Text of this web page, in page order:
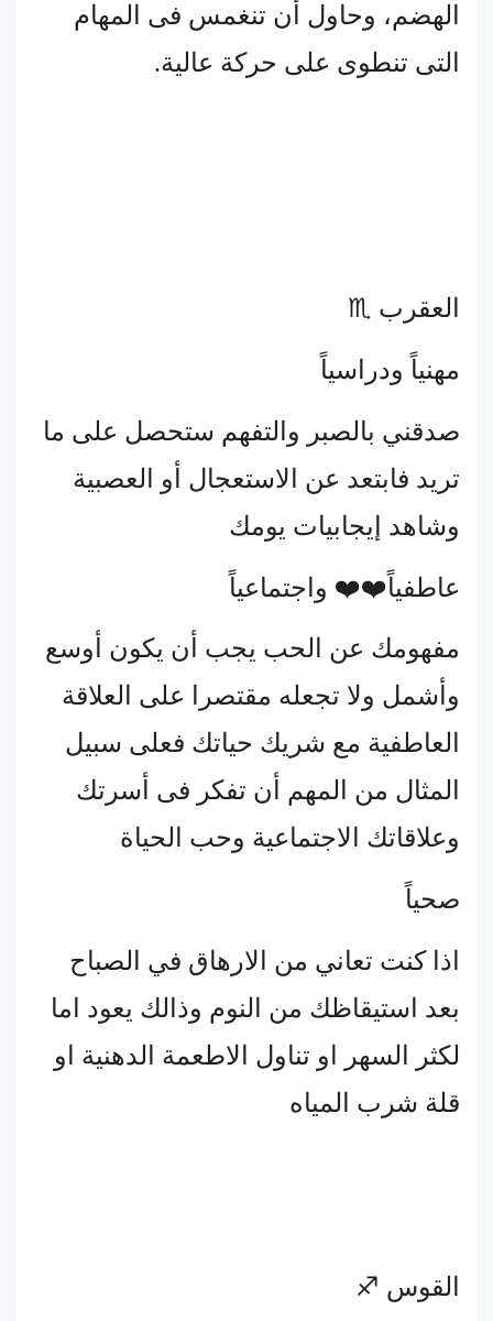
الهضم، وحاول أن تنغمس فى المهام
التى تنطوى على حركة عالية.
العقرب ♏
مهنياً ودراسياً
صدقني بالصبر والتفهم ستحصل على ما
تريد فابتعد عن الاستعجال أو العصبية
وشاهد إيجابيات يومك
عاطفياً❤️❤️ واجتماعياً
مفهومك عن الحب يجب أن يكون أوسع
وأشمل ولا تجعله مقتصرا على العلاقة
العاطفية مع شريك حياتك فعلى سبيل
المثال من المهم أن تفكر فى أسرتك
وعلاقاتك الاجتماعية وحب الحياة
صحياً
اذا كنت تعاني من الارهاق في الصباح
بعد استيقاظك من النوم وذالك يعود اما
لكثر السهر او تناول الاطعمة الدهنية او
قلة شرب المياه
القوس ♐